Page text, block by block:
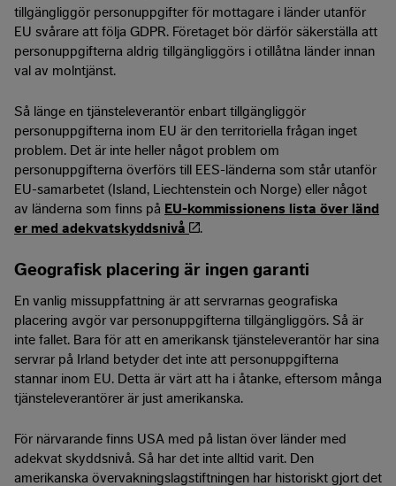
tillgängliggör personuppgifter för mottagare i länder utanför
EU svårare att följa GDPR. Företaget bör därför säkerställa att
personuppgifterna aldrig tillgängliggörs i otillåtna länder innan
val av molntjänst.
Så länge en tjänsteleverantör enbart tillgängliggör
personuppgifterna inom EU är den territoriella frågan inget
problem. Det är inte heller något problem om
personuppgifterna överförs till EES-länderna som står utanför
EU-samarbetet (Island, Liechtenstein och Norge) eller något
av länderna som finns på EU-kommissionens lista över länd
er med adekvatskyddsnivå
.
Geografisk placering är ingen garanti
En vanlig missuppfattning är att servrarnas geografiska
placering avgör var personuppgifterna tillgängliggörs. Så är
inte fallet. Bara för att en amerikansk tjänsteleverantör har sina
servrar på Irland betyder det inte att personuppgifterna
stannar inom EU. Detta är värt att ha i åtanke, eftersom många
tjänsteleverantörer är just amerikanska.
För närvarande finns USA med på listan över länder med
adekvat skyddsnivå. Så har det inte alltid varit. Den
amerikanska övervakningslagstiftningen har historiskt gjort det